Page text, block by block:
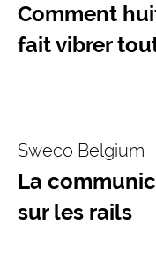
Comment
fait vibrer
Sweco Belgium
La
sur les rails